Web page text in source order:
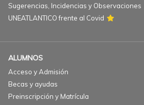
Sugerencias, Incidencias y Observaciones
UNEATLANTICO frente al Covid
ALUMNOS
Acceso y Admisión
Becas y ayudas
Preinscripción y Matrícula